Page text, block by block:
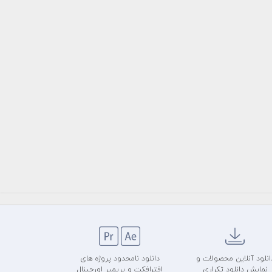
آنلاین محصولات و
نمایش دانلود تکراری
دانلود نامحدود پروژه های
افترافکت و پریمیر اورجینال